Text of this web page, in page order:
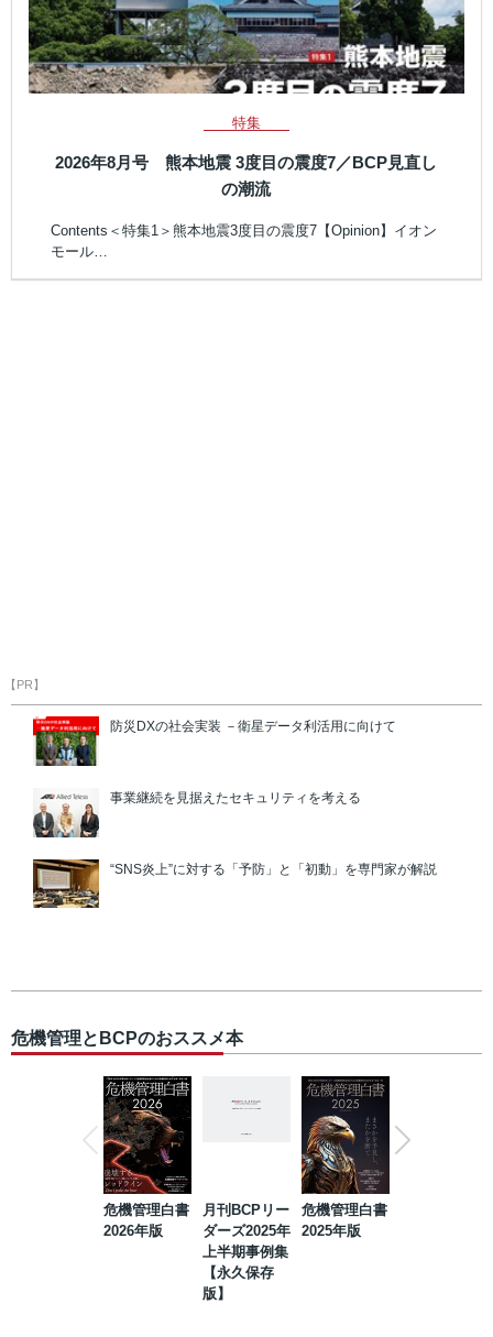
特集
2026年8月号 熊本地震 3度目の震度7／BCP見直し
の潮流
Contents＜特集1＞熊本地震3度目の震度7【Opinion】イオン
モール…
【PR】
防災DXの社会実装 －衛星データ利活用に向けて
事業継続を見据えたセキュリティを考える
“SNS炎上”に対する「予防」と「初動」を専門家が解説
危機管理とBCPのおススメ本
危機管理白書
2026年版
月刊BCPリー
ダーズ2025年
上半期事例集
【永久保存
版】
危機管理白書
2025年版